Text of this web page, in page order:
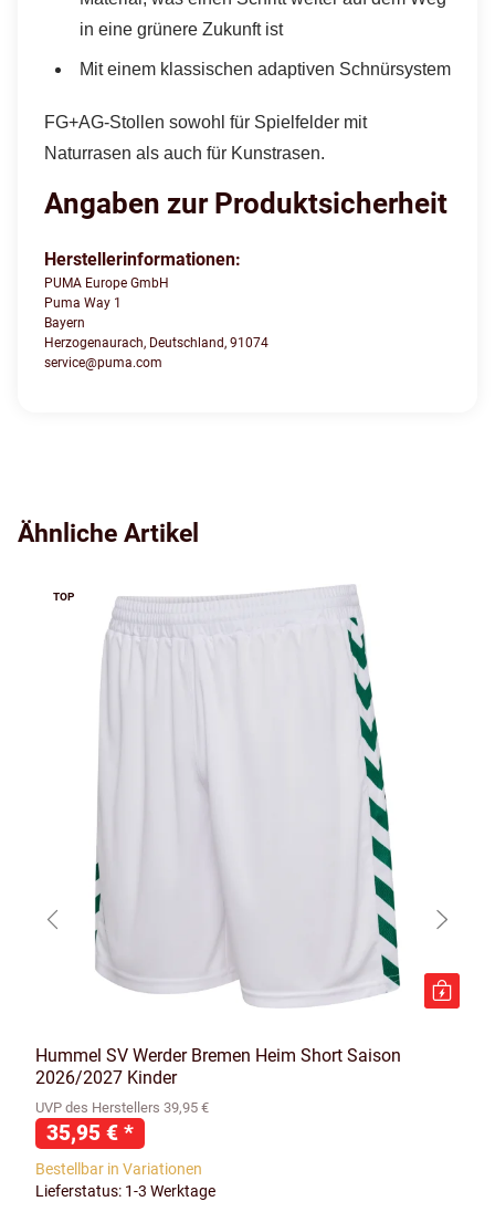
in eine grünere Zukunft ist
Mit einem klassischen adaptiven Schnürsystem
FG+AG-Stollen sowohl für Spielfelder mit
Naturrasen als auch für Kunstrasen.
Angaben zur Produktsicherheit
Herstellerinformationen:
PUMA Europe GmbH
Puma Way 1
Bayern
Herzogenaurach, Deutschland, 91074
service@puma.com
Ähnliche Artikel
TOP
Hummel SV Werder Bremen Heim Short Saison
2026/2027 Kinder
UVP des Herstellers 39,95 €
35,95 € *
Bestellbar in Variationen
Lieferstatus: 1-3 Werktage